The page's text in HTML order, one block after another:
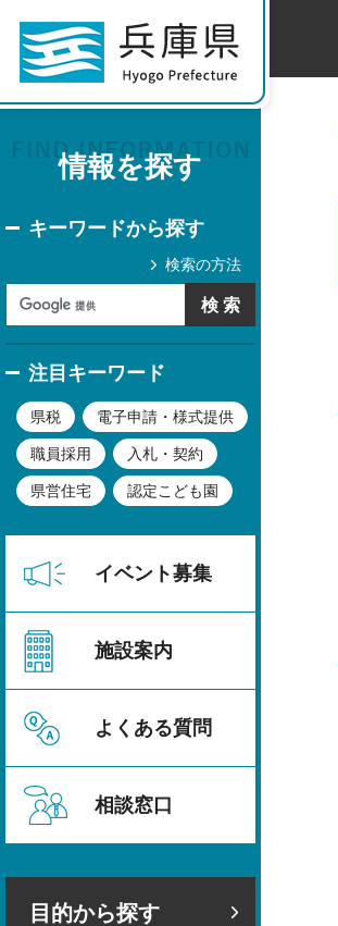
情報を探す
キーワードから探す
検索の方法
注目キーワード
県税 電子申請・様式提供
職員採用 入札・契約
県営住宅 認定こども園
イベント募集
施設案内
よくある質問
相談窓口
目的から探す